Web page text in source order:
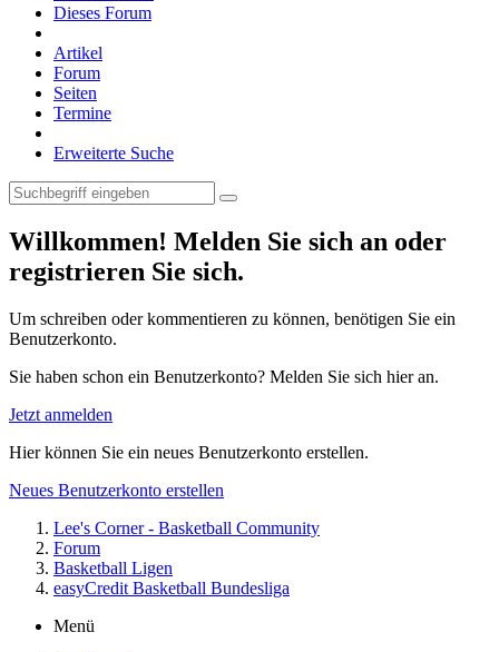
Dieses Forum
Artikel
Forum
Seiten
Termine
Erweiterte Suche
Willkommen! Melden Sie sich an oder
registrieren Sie sich.
Um schreiben oder kommentieren zu können, benötigen Sie ein
Benutzerkonto.
Sie haben schon ein Benutzerkonto? Melden Sie sich hier an.
Jetzt anmelden
Hier können Sie ein neues Benutzerkonto erstellen.
Neues Benutzerkonto erstellen
Lee's Corner - Basketball Community
Forum
Basketball Ligen
easyCredit Basketball Bundesliga
Menü